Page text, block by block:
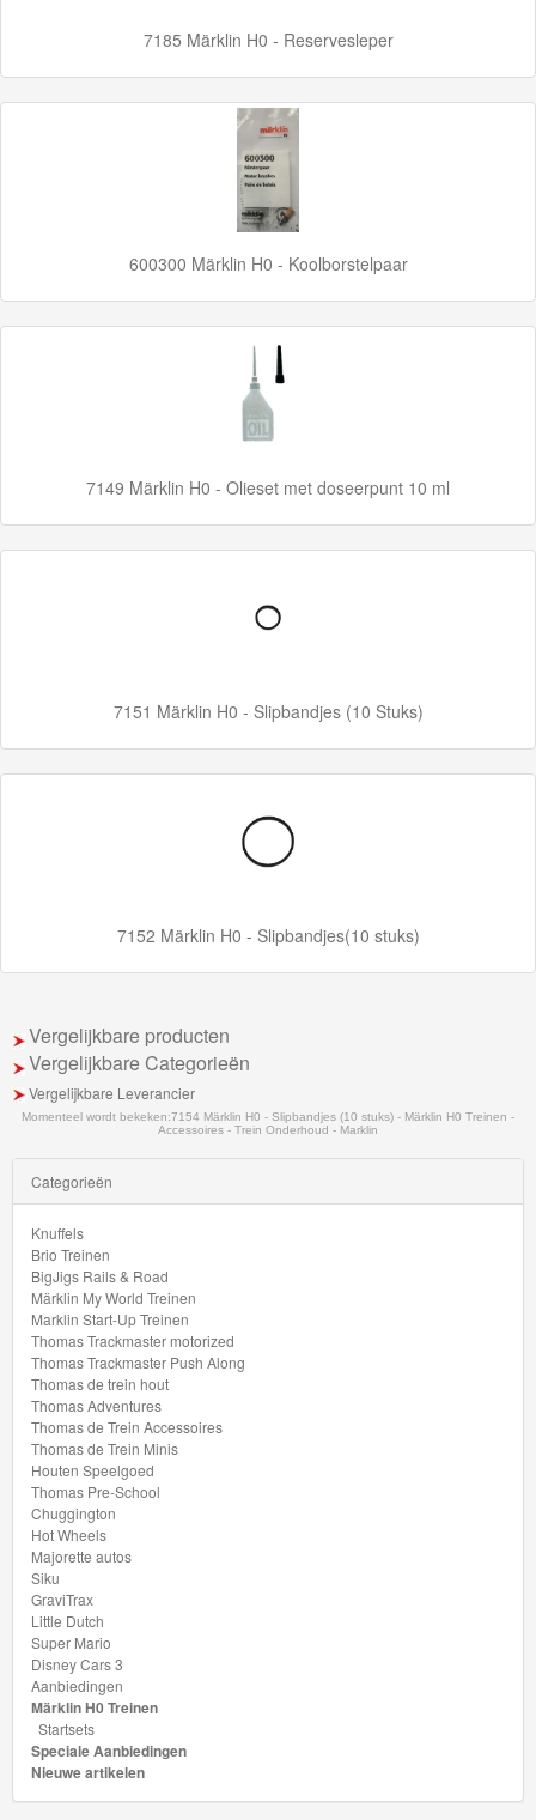
Majorette
Little
Dutch
3
Treinen
Startsets
7185 Märklin H0 - Reservesleper
600300 Märklin H0 - Koolborstelpaar
7149 Märklin H0 - Olieset met doseerpunt 10 ml
7151 Märklin H0 - Slipbandjes (10 Stuks)
7152 Märklin H0 - Slipbandjes(10 stuks)
Vergelijkbare producten
Vergelijkbare Categorieën
Vergelijkbare Leverancier
Momenteel wordt bekeken:7154 Märklin H0 - Slipbandjes (10 stuks) - Märklin H0 Treinen -
Accessoires - Trein Onderhoud - Marklin
Categorieën
Knuffels
Brio Treinen
BigJigs Rails & Road
Märklin My World Treinen
Marklin Start-Up Treinen
Thomas Trackmaster motorized
Thomas Trackmaster Push Along
Thomas de trein hout
Thomas Adventures
Thomas de Trein Accessoires
Thomas de Trein Minis
Houten Speelgoed
Thomas Pre-School
Chuggington
Hot Wheels
Majorette autos
Siku
GraviTrax
Little Dutch
Super Mario
Disney Cars 3
Aanbiedingen
Märklin H0 Treinen
Startsets
Speciale Aanbiedingen
Nieuwe artikelen